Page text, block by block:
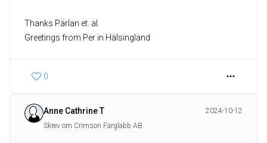
Thanks Pärlan et. al.
Greetings from Per in Hälsingland
0
Anne Cathrine T
2024-10-12
Skrev om Crimson Färglabb AB